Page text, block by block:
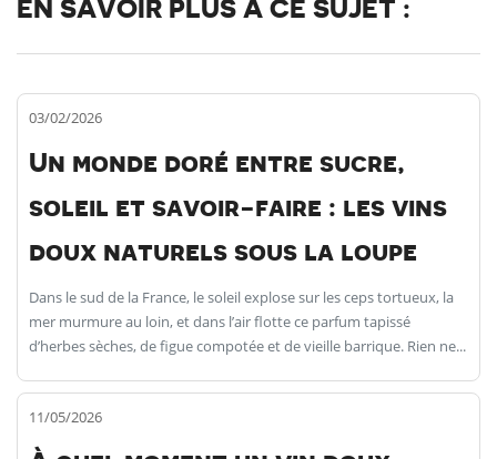
EN SAVOIR PLUS À CE SUJET :
03/02/2026
Un monde doré entre sucre,
soleil et savoir-faire : les vins
doux naturels sous la loupe
Dans le sud de la France, le soleil explose sur les ceps tortueux, la
mer murmure au loin, et dans l’air flotte ce parfum tapissé
d’herbes sèches, de figue compotée et de vieille barrique. Rien ne...
11/05/2026